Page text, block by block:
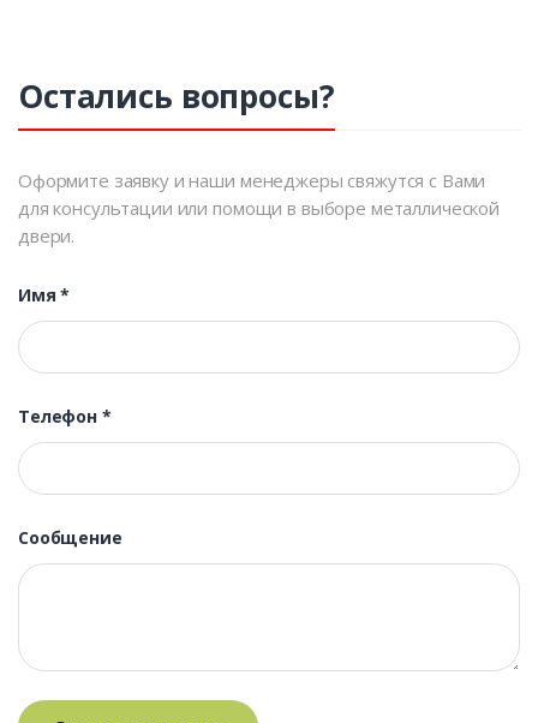
Остались вопросы?
Оформите заявку и наши менеджеры свяжутся с Вами
для консультации или помощи в выборе металлической
двери.
Имя*
Телефон *
Сообщение